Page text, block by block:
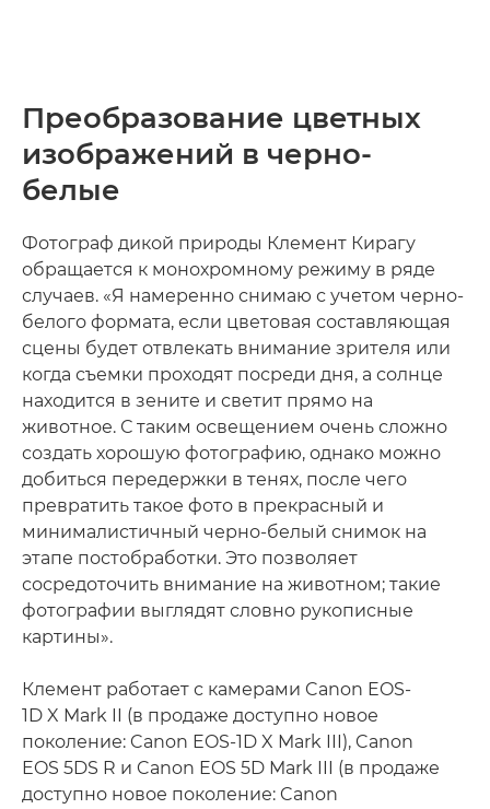
Преобразование цветных
изображений в черно-
белые
Фотограф дикой природы Клемент Кирагу
обращается к монохромному режиму в ряде
случаев. «Я намеренно снимаю с учетом черно-
белого формата, если цветовая составляющая
сцены будет отвлекать внимание зрителя или
когда съемки проходят посреди дня, а солнце
находится в зените и светит прямо на
животное. С таким освещением очень сложно
создать хорошую фотографию, однако можно
добиться передержки в тенях, после чего
превратить такое фото в прекрасный и
минималистичный черно-белый снимок на
этапе постобработки. Это позволяет
сосредоточить внимание на животном; такие
фотографии выглядят словно рукописные
картины».
Клемент работает с камерами Canon EOS-
1D X Mark II (в продаже доступно новое
поколение: Canon EOS-1D X Mark III), Canon
EOS 5DS R и Canon EOS 5D Mark III (в продаже
доступно новое поколение: Canon